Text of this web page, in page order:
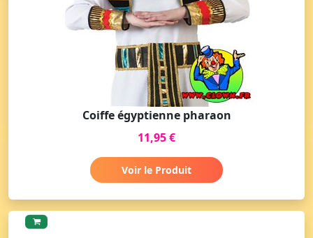
Coiffe égyptienne pharaon
11,95 €
Voir le Produit